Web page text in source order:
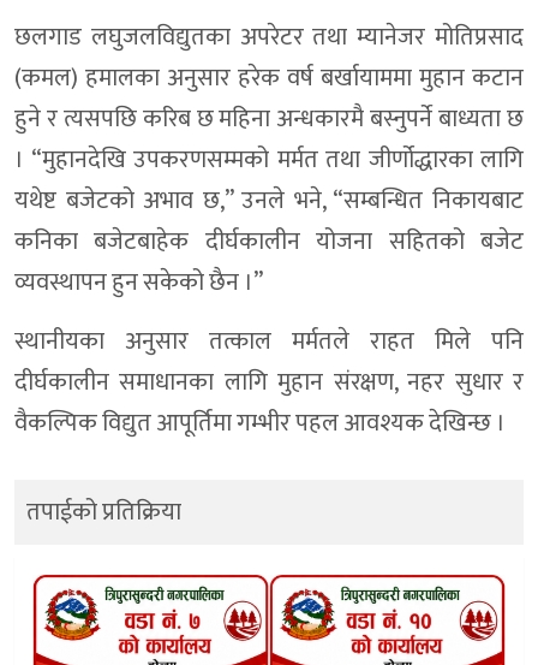
छलगाड लघुजलविद्युतका अपरेटर तथा म्यानेजर मोतिप्रसाद
(कमल) हमालका अनुसार हरेक वर्ष बर्खायाममा मुहान कटान
हुने र त्यसपछि करिब छ महिना अन्धकारमै बस्नुपर्ने बाध्यता छ
। “मुहानदेखि उपकरणसम्मको मर्मत तथा जीर्णोद्धारका लागि
यथेष्ट बजेटको अभाव छ,” उनले भने, “सम्बन्धित निकायबाट
कनिका बजेटबाहेक दीर्घकालीन योजना सहितको बजेट
व्यवस्थापन हुन सकेको छैन ।”
स्थानीयका अनुसार तत्काल मर्मतले राहत मिले पनि
दीर्घकालीन समाधानका लागि मुहान संरक्षण, नहर सुधार र
वैकल्पिक विद्युत आपूर्तिमा गम्भीर पहल आवश्यक देखिन्छ ।
तपाईको प्रतिक्रिया